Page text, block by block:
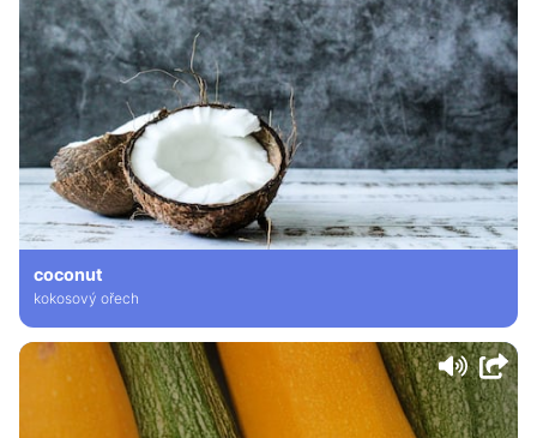
coconut
kokosový ořech